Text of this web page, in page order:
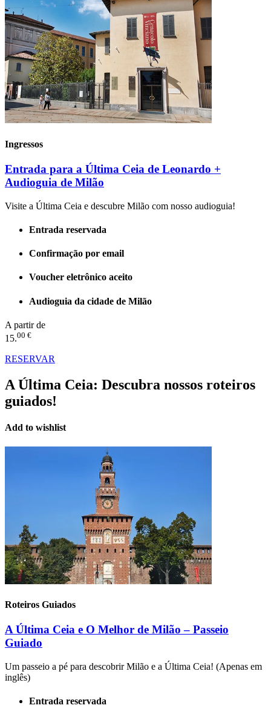
Ingressos
Entrada para a Última Ceia de Leonardo +
Audioguia de Milão
Visite a Última Ceia e descubre Milão com nosso audioguia!
Entrada reservada
Confirmação por email
Voucher eletrônico aceito
Audioguia da cidade de Milão
A partir de
15.00 €
RESERVAR
A Última Ceia: Descubra nossos roteiros
guiados!
Add to wishlist
Roteiros Guiados
A Última Ceia e O Melhor de Milão – Passeio
Guiado
Um passeio a pé para descobrir Milão e a Última Ceia! (Apenas em
inglês)
Entrada reservada